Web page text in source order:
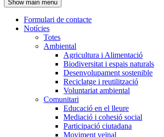
l'encapçalament
Show main menu
Navegació
principal
Formulari de contacte
Notícies
Totes
Ambiental
Agricultura i Alimentació
Biodiversitat i espais naturals
Desenvolupament sostenible
Reciclatge i reutilització
Voluntariat ambiental
Comunitari
Educació en el lleure
Mediació i cohesió social
Participació ciutadana
Moviment veïnal